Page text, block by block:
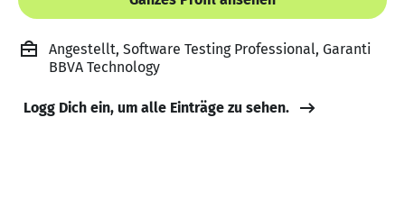
Angestellt, Software Testing Professional, Garanti
BBVA Technology
Logg Dich ein, um alle Einträge zu sehen.